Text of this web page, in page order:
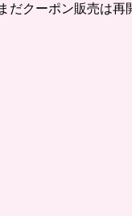
クーポン販売は再